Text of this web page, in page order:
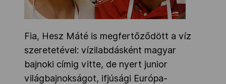
Fia, Hesz Máté is megfertőződött a víz
szeretetével: vízilabdásként magyar
bajnoki címig vitte, de nyert junior
világbajnokságot, ifjúsági Európa-